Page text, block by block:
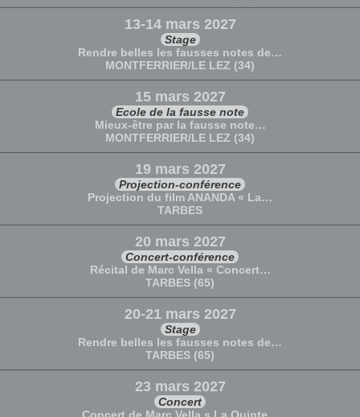
13-14 mars 2027
Stage
Rendre belles les fausses notes de…
MONTFERRIER/LE LEZ (34)
15 mars 2027
Ecole de la fausse note
Mieux-être par la fausse note…
MONTFERRIER/LE LEZ (34)
19 mars 2027
Projection-conférence
Projection du film ANANDA « La…
TARBES
20 mars 2027
Concert-conférence
Récital de Marc Vella « Concert…
TARBES (65)
20-21 mars 2027
Stage
Rendre belles les fausses notes de…
TARBES (65)
23 mars 2027
Concert